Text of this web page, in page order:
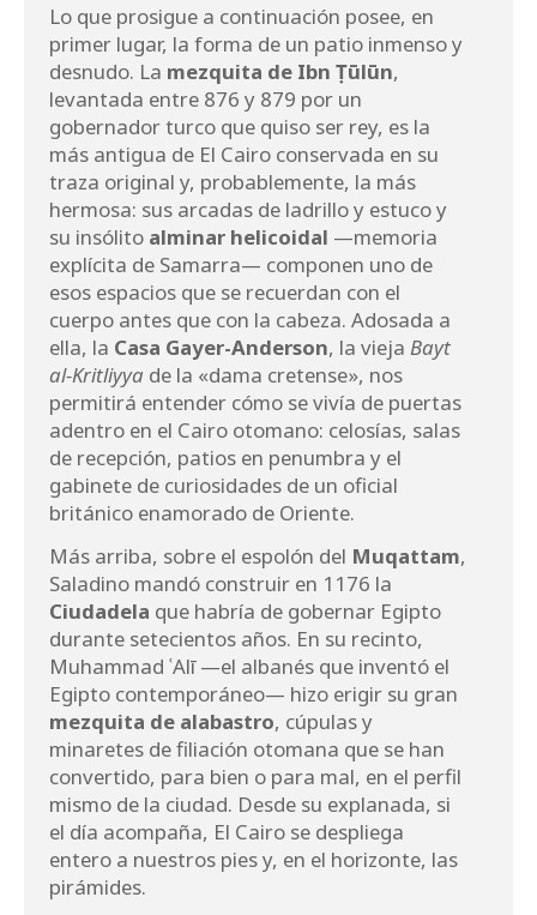
Lo que prosigue a continuación posee, en
primer lugar, la forma de un patio inmenso y
desnudo. La mezquita de Ibn Ṭūlūn,
levantada entre 876 y 879 por un
gobernador turco que quiso ser rey, es la
más antigua de El Cairo conservada en su
traza original y, probablemente, la más
hermosa: sus arcadas de ladrillo y estuco y
su insólito alminar helicoidal —memoria
explícita de Samarra— componen uno de
esos espacios que se recuerdan con el
cuerpo antes que con la cabeza. Adosada a
ella, la Casa Gayer-Anderson, la vieja Bayt
al-Kritliyya de la «dama cretense», nos
permitirá entender cómo se vivía de puertas
adentro en el Cairo otomano: celosías, salas
de recepción, patios en penumbra y el
gabinete de curiosidades de un oficial
británico enamorado de Oriente.
Más arriba, sobre el espolón del Muqattam,
Saladino mandó construir en 1176 la
Ciudadela que habría de gobernar Egipto
durante setecientos años. En su recinto,
Muhammad ʿAlī —el albanés que inventó el
Egipto contemporáneo— hizo erigir su gran
mezquita de alabastro, cúpulas y
minaretes de filiación otomana que se han
convertido, para bien o para mal, en el perfil
mismo de la ciudad. Desde su explanada, si
el día acompaña, El Cairo se despliega
entero a nuestros pies y, en el horizonte, las
pirámides.